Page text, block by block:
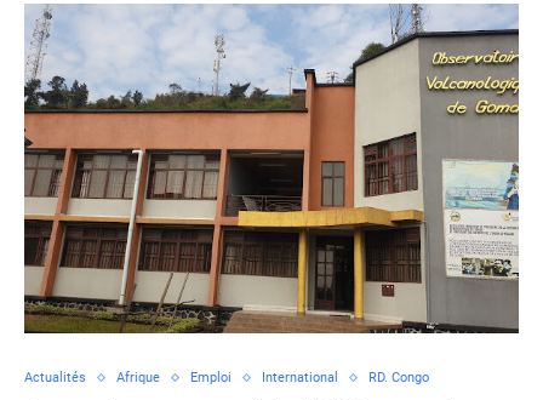
Actualités Afrique Emploi International RD. Congo